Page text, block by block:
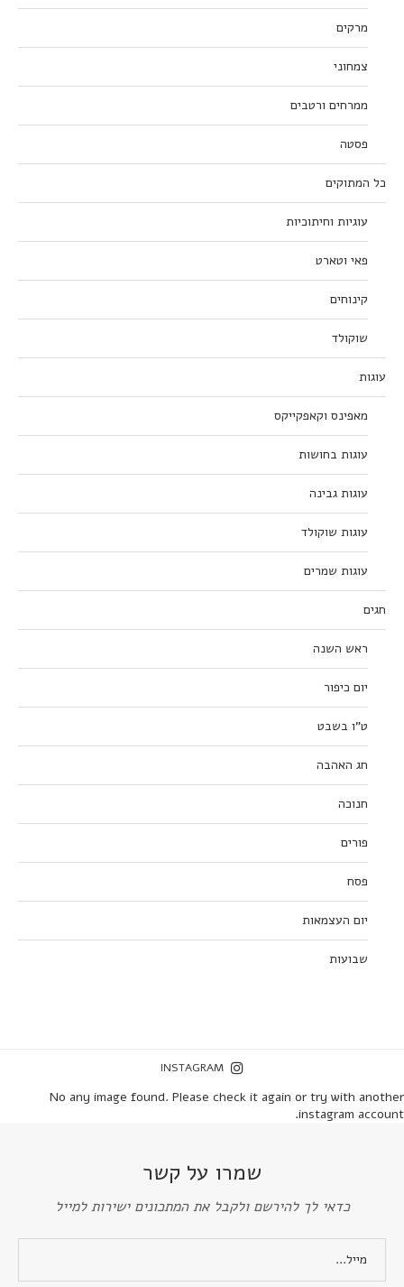
מרקים
צמחוני
ממרחים ורטבים
פסטה
כל המתוקים
עוגיות וחיתוכיות
פאי וטארט
קינוחים
שוקולד
עוגות
מאפינס וקאפקייקס
עוגות בחושות
עוגות גבינה
עוגות שוקולד
עוגות שמרים
חגים
ראש השנה
יום כיפור
ט”ו בשבט
חג האהבה
חנוכה
פורים
פסח
יום העצמאות
שבועות
INSTAGRAM
No any image found. Please check it again or try with another
instagram account.
שמרו על קשר
כדאי לך להירשם ולקבל את המתכונים ישירות למייל